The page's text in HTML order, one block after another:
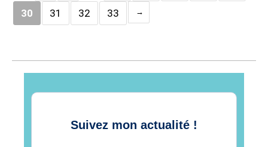
30
31 32 33
Suivez mon actualité !